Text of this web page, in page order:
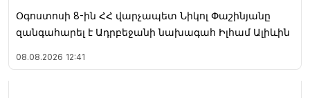
Օգոստոսի 8-ին ՀՀ վարչապետ Նիկոլ Փաշինյանը
զանգահարել է Ադրբեջանի նախագահ Իլհամ Ալիևին
08.08.2026 12:41